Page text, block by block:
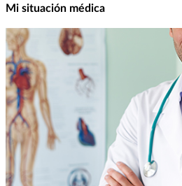
Mi situación médica